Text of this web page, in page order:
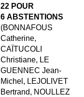
22 POUR
6 ABSTENTIONS
(BONNAFOUS
Catherine,
CAÏTUCOLI
Christiane, LE
GUENNEC Jean-
Michel, LEJOLIVET
Bertrand, NOULLEZ